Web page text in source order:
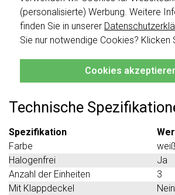
(personalisierte) Werbung. Weitere
finden Sie in unserer
Sie nur notwendige Cookies? Klicken
Cookies
Standard 55, Farbe: weiß matt.
Hinweise
Nicht zu verwenden mit: Dichtungsset
Gehäuse flache Bauweise, Aufputz-
Technische
Spezifikation
Farbe
weiß
Halogenfrei
Ja
Anzahl der Einheiten
3
Mit Klappdeckel
Nein
2024 kombinierbar.
Klicken Sie hier
für weitere Informationen,
damit Sie immer das Richtige bestellen.